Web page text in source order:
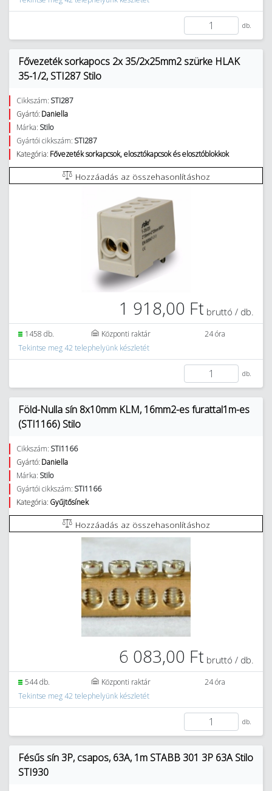
db.
Fővezeték sorkapocs 2x 35/2x25mm2 szürke HLAK
35-1/2, STI287 Stilo
Cikkszám: STI287
Gyártó: Daniella
Márka: Stilo
Gyártói cikkszám: STI287
Kategória: Fővezeték sorkapcsok, elosztókapcsok és elosztóblokkok
Hozzáadás az összehasonlításhoz
1 918,00 Ft bruttó / db.
1458 db. Központi raktár
24 óra
Tekintse meg 42 telephelyünk készletét
db.
Föld-Nulla sín 8x10mm KLM, 16mm2-es furattal1m-es
(STI1166) Stilo
Cikkszám: STI1166
Gyártó: Daniella
Márka: Stilo
Gyártói cikkszám: STI1166
Kategória: Gyűjtősínek
Hozzáadás az összehasonlításhoz
6 083,00 Ft bruttó / db.
544 db. Központi raktár
24 óra
Tekintse meg 42 telephelyünk készletét
db.
Fésűs sín 3P, csapos, 63A, 1m STABB 301 3P 63A Stilo
STI930